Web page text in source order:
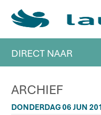
DIRECT NAAR
ARCHIEF
DONDERDAG 06 JUN